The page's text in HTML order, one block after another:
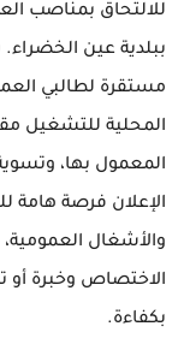
للالتحاق بمناصب
ببلدية عين
مستقرة لطالبي
المحلية للتشغيل
المعمول بها،
الإعلان فرصة هامة
والأشغال
الاختصاص وخبرة أو
بكفاءة.